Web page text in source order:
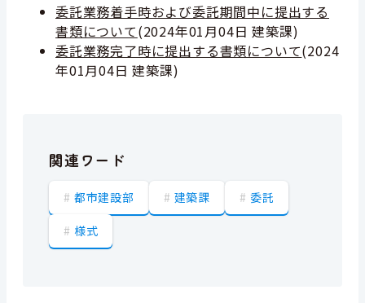
委託業務着手時および委託期間中に提出する
書類について(2024年01月04日 建築課)
委託業務完了時に提出する書類について(2024
年01月04日 建築課)
関連ワード
都市建設部 建築課 委託
様式